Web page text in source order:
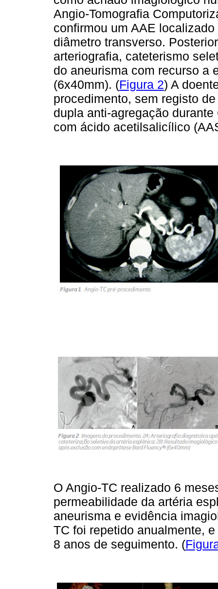
Angio-Tomografia
confirmou um AAE
diâmetro transverso.
arteriografia, cateterismo
do aneurisma com recurso a
(6x40mm). (Figura 2) A
procedimento, sem registo
dupla anti-agregação
com ácido acetilsalicílico
O Angio-TC realizado 6
permeabilidade da artéria
aneurisma e evidência
TC foi repetido anualmente,
8 anos de seguimento. (